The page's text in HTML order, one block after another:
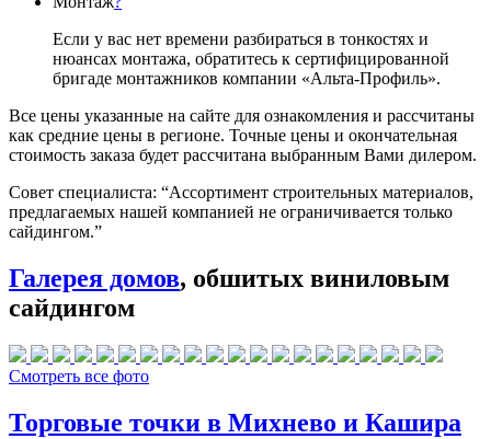
Если у вас нет времени разбираться в тонкостях и
нюансах монтажа, обратитесь к сертифицированной
бригаде монтажников компании «Альта-Профиль».
Все цены указанные на сайте для ознакомления и рассчитаны
как средние цены в регионе. Точные цены и окончательная
стоимость заказа будет рассчитана выбранным Вами дилером.
Совет специалиста: “Ассортимент строительных материалов,
предлагаемых нашей компанией не ограничивается только
сайдингом.”
Галерея домов, обшитых виниловым
сайдингом
Смотреть все фото
Торговые точки в Михнево и Кашира